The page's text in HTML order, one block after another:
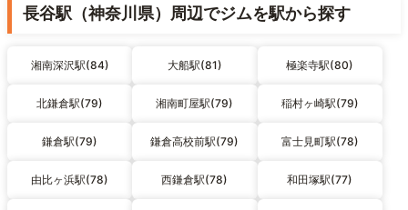
長谷駅（神奈川県）周辺でジムを駅から探す
湘南深沢駅(84) 大船駅(81) 極楽寺駅(80)
北鎌倉駅(79) 湘南町屋駅(79) 稲村ヶ崎駅(79)
鎌倉駅(79) 鎌倉高校前駅(79) 富士見町駅(78)
由比ヶ浜駅(78) 西鎌倉駅(78) 和田塚駅(77)